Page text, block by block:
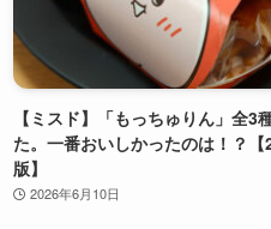
【ミスド】「もっちゅりん」全3
た。一番おいしかったのは！？【
版】
2026年6月10日